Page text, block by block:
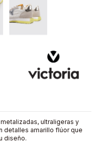
ultraligeras y
detalles amarillo flúor que
diseño.